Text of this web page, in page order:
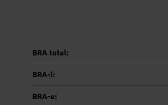
BRA total:
BRA-i:
BRA-e: